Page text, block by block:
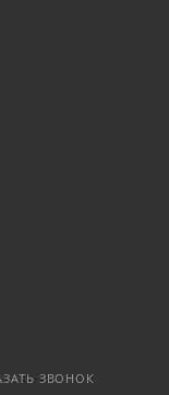
ЗВОНОК